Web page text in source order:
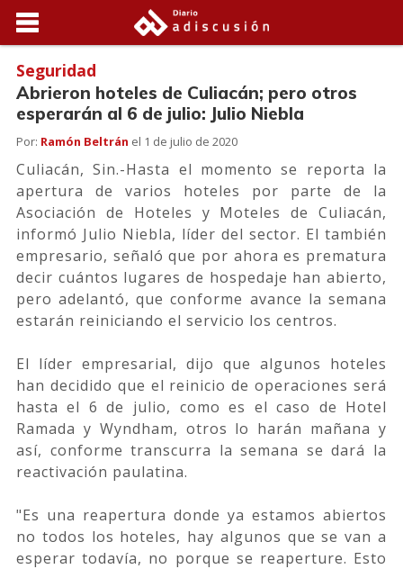
Seguridad
Abrieron hoteles de Culiacán; pero otros
esperarán al 6 de julio: Julio Niebla
Por: Ramón Beltrán el 1 de julio de 2020
Culiacán, Sin.-Hasta el momento se reporta la
apertura de varios hoteles por parte de la
Asociación de Hoteles y Moteles de Culiacán,
informó Julio Niebla, líder del sector. El también
empresario, señaló que por ahora es prematura
decir cuántos lugares de hospedaje han abierto,
pero adelantó, que conforme avance la semana
estarán reiniciando el servicio los centros.
El líder empresarial, dijo que algunos hoteles
han decidido que el reinicio de operaciones será
hasta el 6 de julio, como es el caso de Hotel
Ramada y Wyndham, otros lo harán mañana y
así, conforme transcurra la semana se dará la
reactivación paulatina.
"Es una reapertura donde ya estamos abiertos
no todos los hoteles, hay algunos que se van a
esperar todavía, no porque se reaperture. Esto